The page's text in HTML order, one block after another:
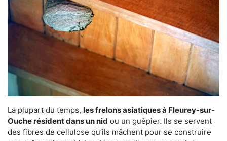
La plupart du temps, les frelons asiatiques à Fleurey-sur-
Ouche résident dans un nid ou un guêpier. Ils se servent
des fibres de cellulose qu’ils mâchent pour se construire